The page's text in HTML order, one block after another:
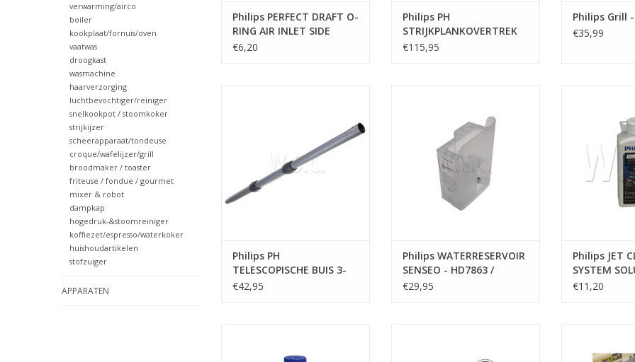
verwarming/airco
boiler
kookplaat/fornuis/oven
vaatwas
droogkast
wasmachine
haarverzorging
luchtbevochtiger/reiniger
snelkookpot / stoomkoker
strijkijzer
scheerapparaat/tondeuse
croque/wafelijzer/grill
broodmaker / toaster
friteuse / fondue / gourmet
mixer & robot
dampkap
hogedruk-&stoomreiniger
koffiezet/espresso/waterkoker
huishoudartikelen
stofzuiger
APPARATEN
Philips PERFECT DRAFT O-
RING AIR INLET SIDE
€6,20
Philips PH
STRIJKPLANKOVERTREK
GC9920/9940
€115,95
Philips Grill
€35,99
TOEVOEGEN AAN WINKELWAGEN
Philips PH
TELESCOPISCHE BUIS 3-
DELIG
€42,95
TOEVOEGEN AAN WINKELWAGEN
Philips WATERRESERVOIR
SENSEO - HD7863 /
HD7864 B
€29,95
Philips JET
SYSTEM
€11,20